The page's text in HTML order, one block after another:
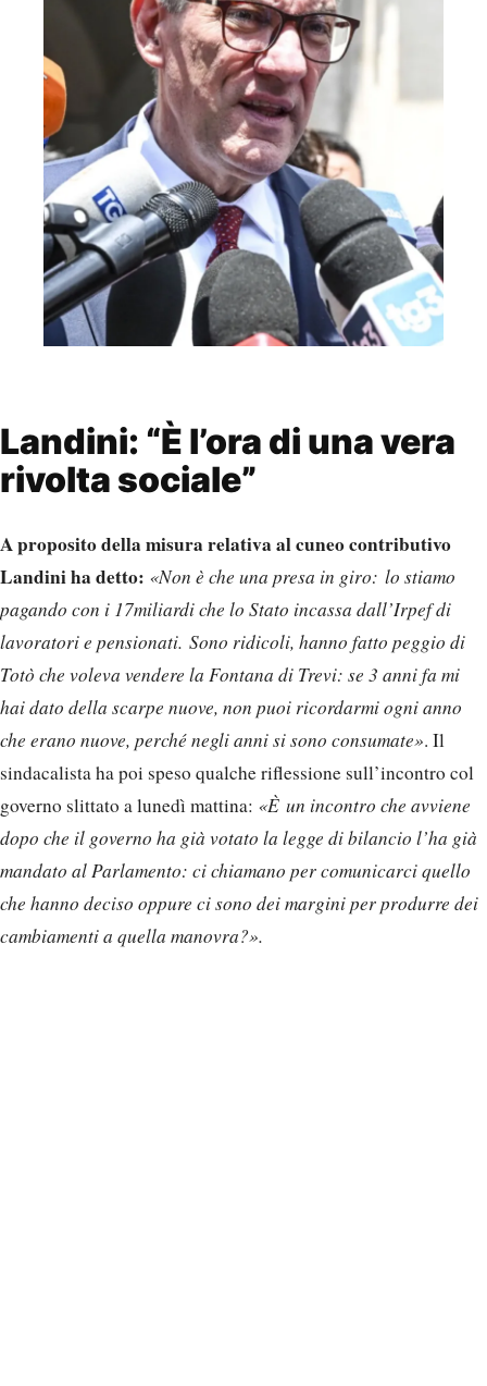
Landini: “È l’ora di una vera
rivolta sociale”
A proposito della misura relativa al cuneo contributivo
Landini ha detto: «Non è che una presa in giro: lo stiamo
pagando con i 17miliardi che lo Stato incassa dall’Irpef di
lavoratori e pensionati. Sono ridicoli, hanno fatto peggio di
Totò che voleva vendere la Fontana di Trevi: se 3 anni fa mi
hai dato della scarpe nuove, non puoi ricordarmi ogni anno
che erano nuove, perché negli anni si sono consumate». Il
sindacalista ha poi speso qualche riflessione sull’incontro col
governo slittato a lunedì mattina: «È un incontro che avviene
dopo che il governo ha già votato la legge di bilancio l’ha già
mandato al Parlamento: ci chiamano per comunicarci quello
che hanno deciso oppure ci sono dei margini per produrre dei
cambiamenti a quella manovra?».